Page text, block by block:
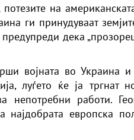
на
ги принудуваат
предупреди дека
војната во Украина
луѓето ќе ја
непотребни работи.
најдобрата европска